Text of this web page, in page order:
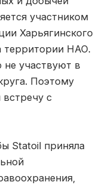
участником
Харьягинского
территории НАО.
участвуют в
Поэтому
с
Statoil приняла